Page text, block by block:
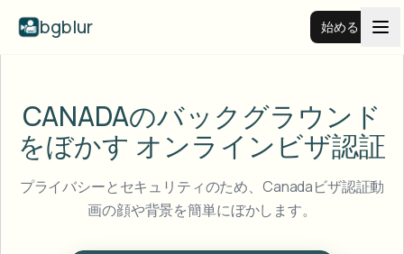
bgblur 始める
料金
CANADAのバックグラウンド
をぼかす オンラインビザ認証
プライバシーとセキュリティのため、Canadaビザ認証動
画の顔や背景を簡単にぼかします。